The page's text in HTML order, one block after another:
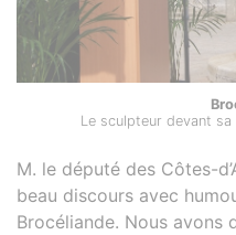
Le sculpteur devant
M. le député des Côtes-
beau discours avec
Brocéliande. Nous avons